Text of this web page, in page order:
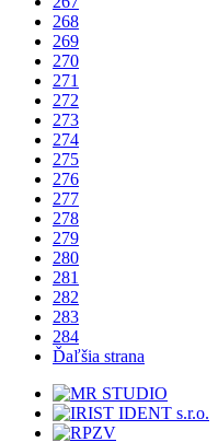
268
269
270
271
272
273
274
275
276
277
278
279
280
281
282
283
284
Ďaľšia strana